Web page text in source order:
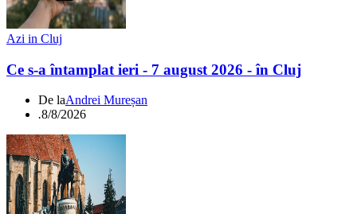
Azi in Cluj
Ce s-a întamplat ieri - 7 august 2026 - în Cluj
De laAndrei Mureșan
.8/8/2026